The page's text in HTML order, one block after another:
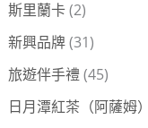
斯里蘭卡(2)
新興品牌(31)
旅遊伴手禮(45)
日月潭紅茶（阿薩姆）